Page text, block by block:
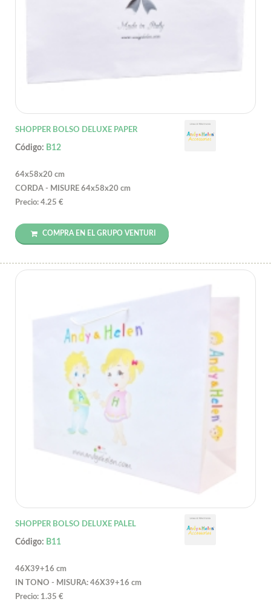
SHOPPER BOLSO DELUXE PAPER
Código: B12
64x58x20 cm
CORDA - MISURE 64x58x20 cm
Precio: 4.25 €
COMPRA EN EL GRUPO VENTURI
SHOPPER BOLSO DELUXE PALEL
Código: B11
46X39+16 cm
IN TONO - MISURA: 46X39+16 cm
Precio: 1.35 €